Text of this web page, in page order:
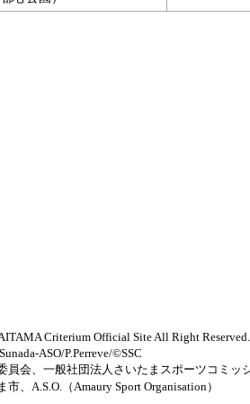
Criterium Official Site All Right Reserved.
ASO/P.Perreve/©SSC
会、一般社団法人さいたまスポーツコミッ
、A.S.O.（Amaury Sport Organisation）